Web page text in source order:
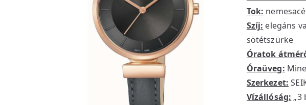
Tok:
Szíj: elegáns
sötétszürke
Óratok
Óraüveg:
Szerkezet:
Vízállóság: „3